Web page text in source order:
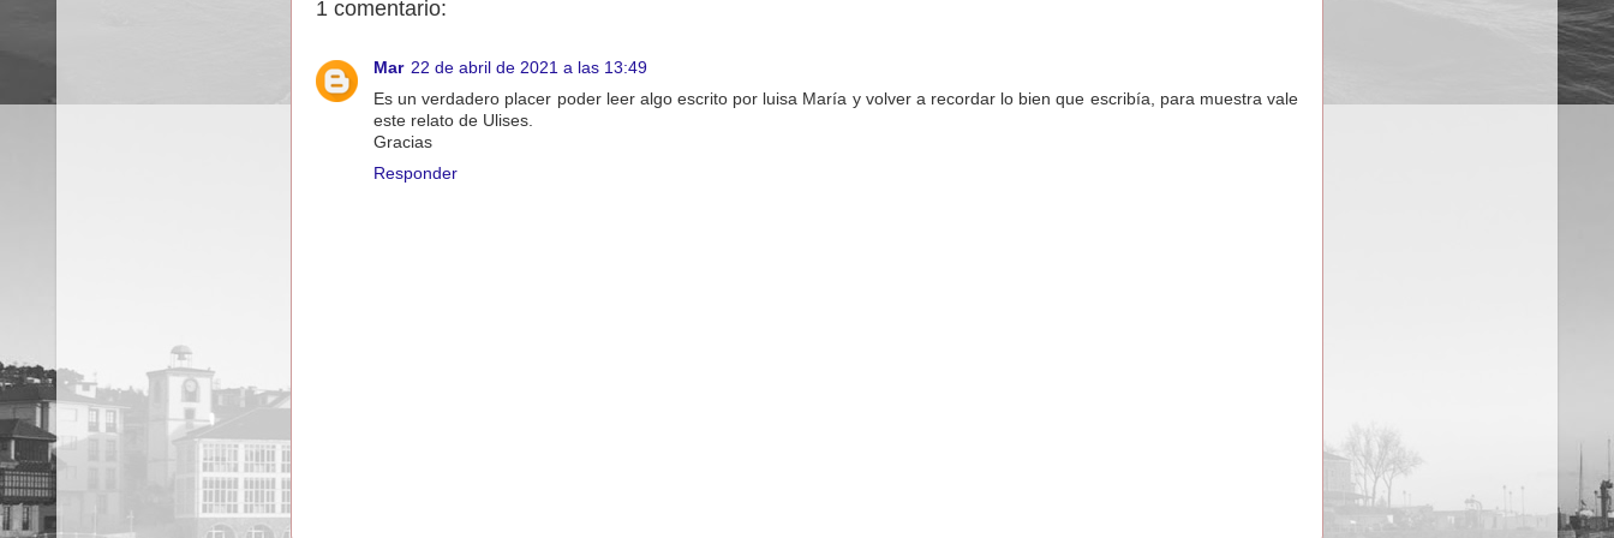
1 comentario:
Mar 22 de abril de 2021 a las 13:49
Es un verdadero placer poder leer algo escrito por luisa María y volver a recordar lo bien que escribía, para muestra vale
este relato de Ulises.
Gracias
Responder